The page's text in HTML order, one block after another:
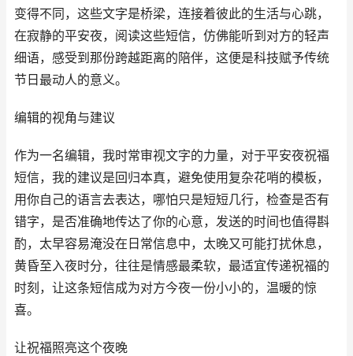
变得不同，这些文字是桥梁，连接着彼此的生活与心跳，
在寂静的平安夜，阅读这些短信，仿佛能听到对方的轻声
细语，感受到那份跨越距离的陪伴，这便是科技赋予传统
节日最动人的意义。
编辑的视角与建议
作为一名编辑，我时常审视文字的力量，对于平安夜祝福
短信，我的建议是回归本真，避免使用复杂花哨的模板，
用你自己的语言去表达，哪怕只是短短几行，检查是否有
错字，是否准确地传达了你的心意，发送的时间也值得斟
酌，太早容易淹没在日常信息中，太晚又可能打扰休息，
黄昏至入夜时分，往往是情感最柔软，最适宜传递祝福的
时刻，让这条短信成为对方今夜一份小小的，温暖的惊
喜。
让祝福照亮这个夜晚